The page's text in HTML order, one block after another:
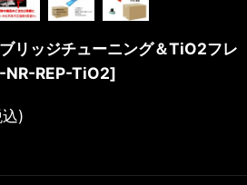
リッジチューニング＆TiO2フレ
NR-REP-TiO2]
)